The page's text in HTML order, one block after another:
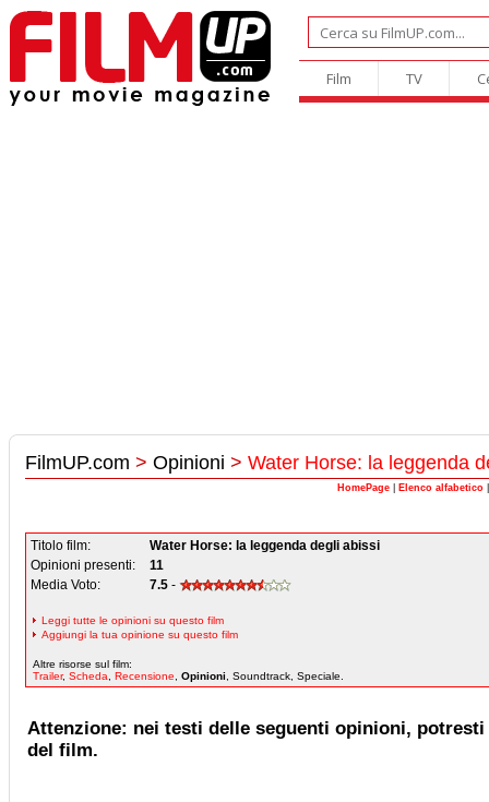
Film TV
FilmUP.com > Opinioni > Water Horse: la leggenda
HomePage Elenco alfabetico
Titolo film:
Water Horse: la leggenda degli abissi
Opinioni presenti:
11
Media Voto:
7.5 -
Leggi tutte le opinioni su questo film
Aggiungi la tua opinione su questo film
Altre risorse sul film:
Trailer, Scheda Recensione Opinioni , Soundtrack, Speciale.
Attenzione: nei testi delle seguenti opinioni,
del film.